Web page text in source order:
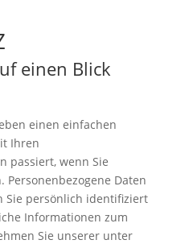
einen Blick
einen einfachen
Ihren
passiert, wenn Sie
Personenbezogene Daten
Sie persönlich identifiziert
Informationen zum
Sie unserer unter